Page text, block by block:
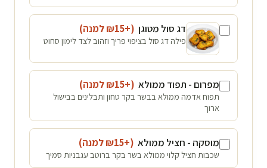
דג סול מטוגן (+₪
15 למנה)
פילה דג סול בציפוי פריך וזהוב לצד לימון סחוט
מפרום - תפוד ממולא (+₪
15 למנה)
תפוח אדמה ממולא בבשר בקר טחון ותבלינים בבישול
ארוך
מוסקה - חציל ממולא (+₪
15 למנה)
שכבות חציל קלוי ממולא בשר בקר ברוטב עגבניות סמיך